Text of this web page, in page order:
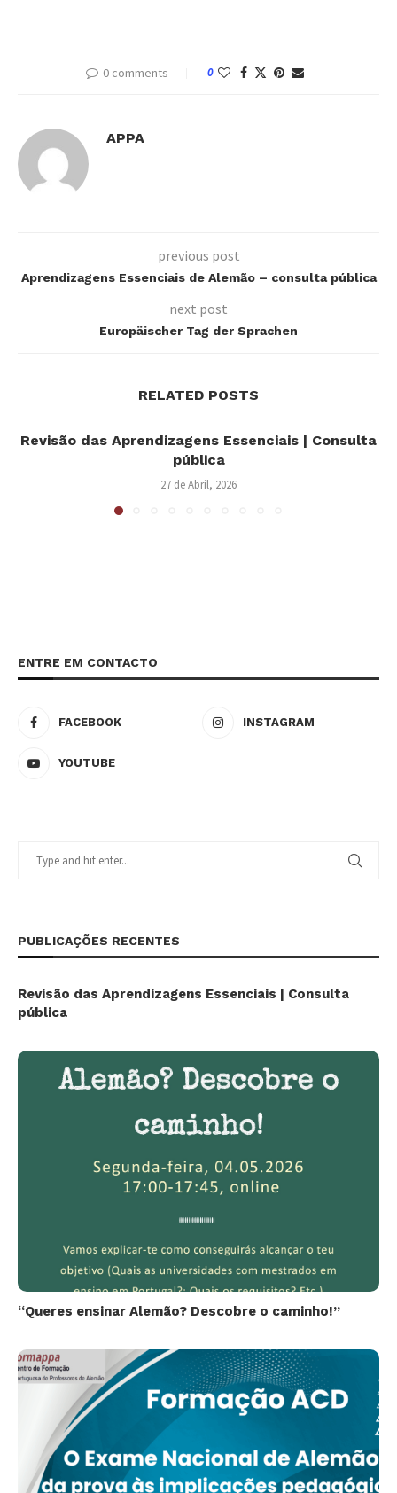
0 comments 0
APPA
previous post
Aprendizagens Essenciais de Alemão – consulta pública
next post
Europäischer Tag der Sprachen
RELATED POSTS
Revisão das Aprendizagens Essenciais | Consulta
pública
27 de Abril, 2026
ENTRE EM CONTACTO
FACEBOOK INSTAGRAM
YOUTUBE
PUBLICAÇÕES RECENTES
Revisão das Aprendizagens Essenciais | Consulta
pública
“Queres ensinar Alemão? Descobre o caminho!”